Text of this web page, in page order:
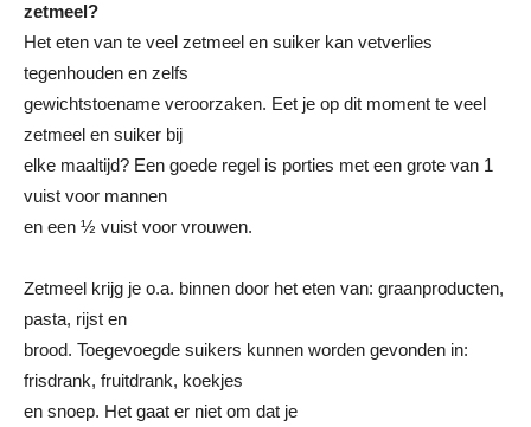
zetmeel?
Het eten van te veel zetmeel en suiker kan vetverlies
tegenhouden en zelfs
gewichtstoename veroorzaken. Eet je op dit moment te veel
zetmeel en suiker bij
elke maaltijd? Een goede regel is porties met een grote van 1
vuist voor mannen
en een ½ vuist voor vrouwen.
Zetmeel krijg je o.a. binnen door het eten van: graanproducten,
pasta, rijst en
brood. Toegevoegde suikers kunnen worden gevonden in:
frisdrank, fruitdrank, koekjes
en snoep. Het gaat er niet om dat je